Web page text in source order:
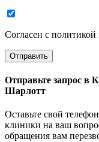
Согласен с
Отправьте запрос в
Шарлотт
Оставьте свой
клиники на ваш
обращения вам